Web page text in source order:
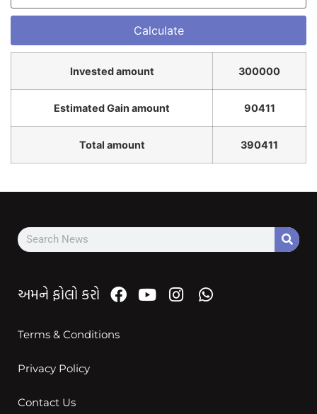
Invested amount 300000
Estimated Gain amount 90411
Total amount 390411
અમને ફોલો કરો
Terms & Conditions
Privacy Policy
Contact Us